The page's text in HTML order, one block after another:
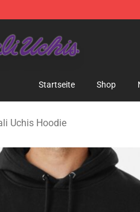
Startseite Shop
Uchis Hoodie